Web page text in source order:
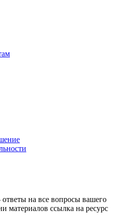
на все вопросы вашего
материалов ссылка на ресурс